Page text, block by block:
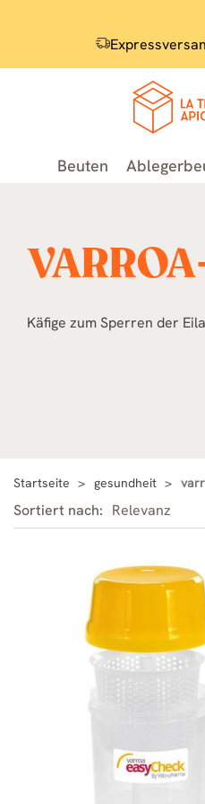
Beuten
Käfige zum Sperren der
Startseite gesundheit
Sortiert nach: Relevanz